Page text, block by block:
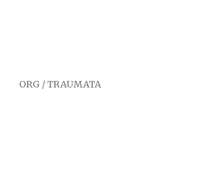
ORG / TRAUMATA